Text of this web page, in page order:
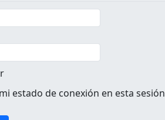
estado de conexión en esta sesión